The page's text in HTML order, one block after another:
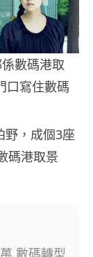
數碼港取
口寫住數碼
野，成個3座
碼港取景
數碼轉型